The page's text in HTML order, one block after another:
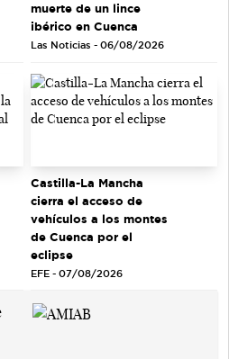
muerte de un lince
ibérico en Cuenca
Las Noticias - 06/08/2026
Castilla-La Mancha
cierra el acceso de
vehículos a los montes
de Cuenca por el
eclipse
EFE - 07/08/2026